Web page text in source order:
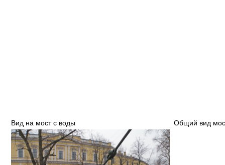
Вид на мост с воды Общий вид